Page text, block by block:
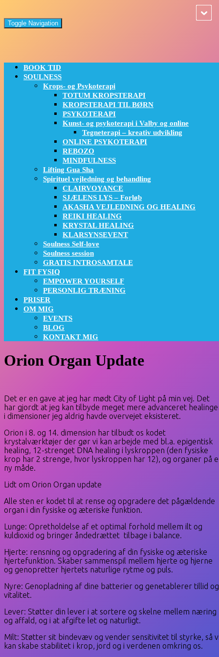
Toggle Navigation
BOOK TID
SOULNESS
Krops- og Psykoterapi
TOTUM KROPSTERAPI
KROPSTERAPI TIL BØRN
PSYKOTERAPI
Kunst- og psykoterapi i Valby og online
Tegneterapi – kreativ udvikling
ONLINE PSYKOTERAPI
REBOZO
MINDFULNESS
Lifting Gua Sha
Spirituel vejledning og behandling
CLAIRVOYANCE
SJÆLENS LYS – Forløb
AKASHA VEJLEDNING OG HEALING
REIKI HEALING
KRYSTAL HEALING
KLARSYNSEVENT
Soulness Self-love
Soulness session
GRATIS INTROSAMTALE
FIT FYSIQ
EMPOWER YOURSELF
PERSONLIG TRÆNING
PRISER
OM MIG
EVENTS
BLOG
KONTAKT MIG
Orion Organ Update
Det er en gave at jeg har mødt City of Light på min vej. Det
har gjordt at jeg kan tilbyde meget mere advanceret
i dimensioner jeg aldrig havde overvejet eksisteret.
Orion i 8. og 14. dimension har tilbudt os kodet
krystalværktøjer der gør vi kan arbejde med bl.a. epigentisk
healing, 12-strenget DNA healing i lyskroppen (den fysiske
krop har 2 strenge, hvor lyskroppen har 12), og organer på
ny måde.
Lidt om Orion Organ update
Alle sten er kodet til at rense og opgradere det pågældende
organ i din fysiske og æteriske funktion.
Lunge: Opretholdelse af et optimal forhold mellem ilt og
kuldioxid og bringer åndedrættet tilbage i balance.
Hjerte: rensning og opgradering af din fysiske og æteriske
hjertefunktion. Skaber sammenspil mellem hjerte og hjerne
og genopretter hjertets naturlige rytme og puls.
Nyre: Genopladning af dine batterier og genetablerer tillid og
vitalitet.
Lever: Støtter din lever i at sortere og skelne mellem næring
og affald, og i at afgifte let og naturligt.
Milt: Støtter sit bindevæv og vender sensitivitet til styrke, så
kan skabe stabilitet i krop, jord og i verdenen omkring os.